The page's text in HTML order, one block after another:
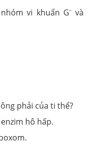
vi khuẩn G- và
phải của ti thể?
hô hấp.